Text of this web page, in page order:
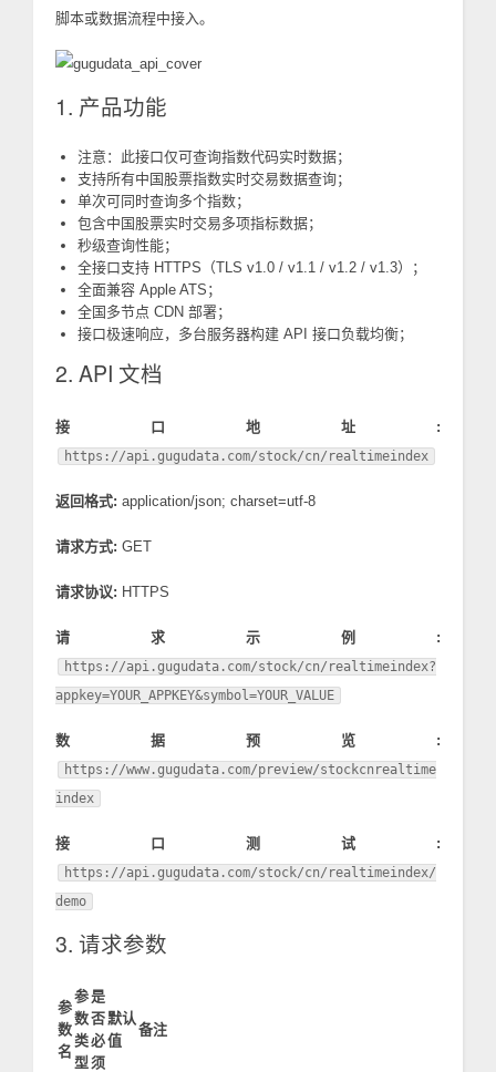
脚本或数据流程中接入。
1. 产品功能
注意：此接口仅可查询指数代码实时数据；
支持所有中国股票指数实时交易数据查询；
单次可同时查询多个指数；
包含中国股票实时交易多项指标数据；
秒级查询性能；
全接口支持 HTTPS（TLS v1.0 / v1.1 / v1.2 / v1.3）；
全面兼容 Apple ATS；
全国多节点 CDN 部署；
接口极速响应，多台服务器构建 API 接口负载均衡；
2. API 文档
接口地址:
https://api.gugudata.com/stock/cn/realtimeindex
返回格式: application/json; charset=utf-8
请求方式: GET
请求协议: HTTPS
请求示例:
https://api.gugudata.com/stock/cn/realtimeindex?
appkey=YOUR_APPKEY&symbol=YOUR_VALUE
数据预览:
https://www.gugudata.com/preview/stockcnrealtime
index
接口测试:
https://api.gugudata.com/stock/cn/realtimeindex/
demo
3. 请求参数
参
数
名
参
数
类
型
是
否
必
须
默认
值
备注